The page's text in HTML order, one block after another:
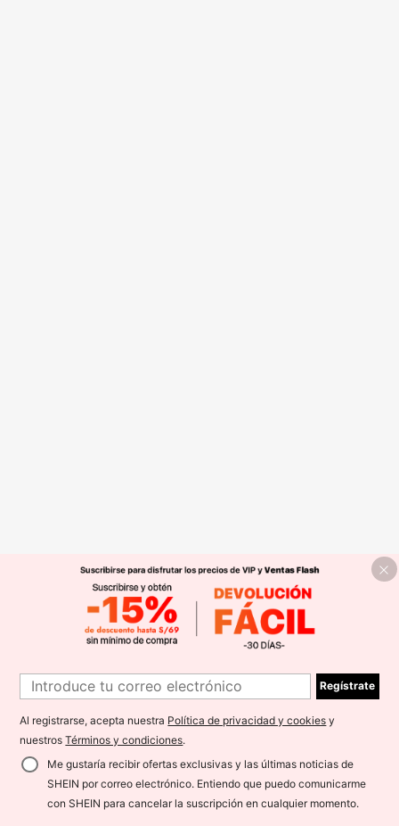
Regístrate
Al registrarse, acepta nuestra Política de privacidad y cookies y
nuestrosTérminos y condiciones.
Me gustaría recibir ofertas exclusivas y las últimas noticias de
SHEIN por correo electrónico. Entiendo que puedo comunicarme
con SHEIN para cancelar la suscripción en cualquier momento.